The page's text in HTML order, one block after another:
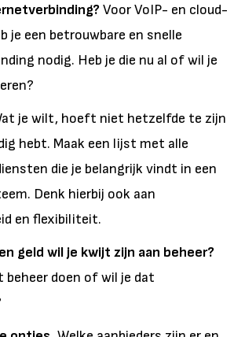
Voor VoIP- en cloud-
je een betrouwbare en snelle
nodig. Heb je die nu al of wil je
je wilt, hoeft niet hetzelfde te zijn
hebt. Maak een lijst met alle
die je belangrijk vindt in een
Denk hierbij ook aan
en flexibiliteit.
geld wil je kwijt zijn aan beheer?
beheer doen of wil je dat